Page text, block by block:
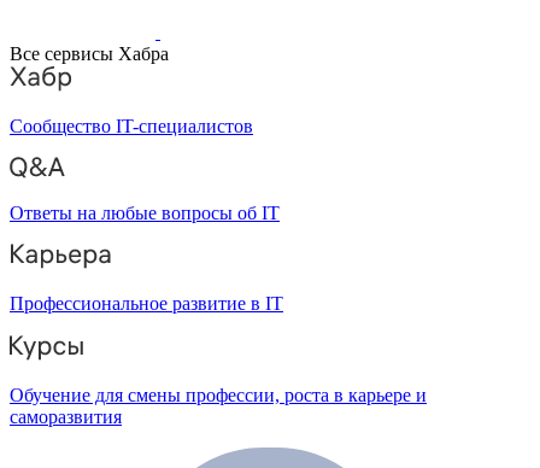
Все сервисы Хабра
Сообщество IT-специалистов
Ответы на любые вопросы об IT
Профессиональное развитие в IT
Обучение для смены профессии, роста в карьере и
саморазвития